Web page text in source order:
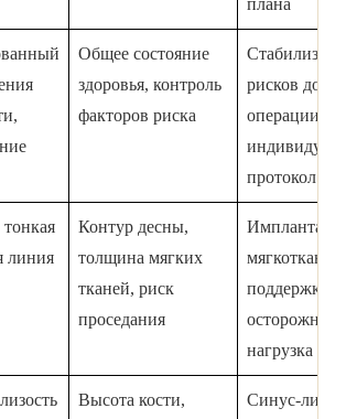
плана
Общее состояние
здоровья, контроль
факторов риска
рисков до
операции,
протокол
линия
Контур десны,
толщина мягких
тканей, риск
проседания
Имплантат с
поддержкой,
осторожная
нагрузка
Высота кости,
Синус-